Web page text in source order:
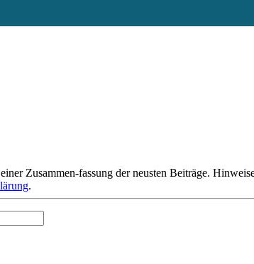
Zusammen-fassung der neusten Beiträge.
.